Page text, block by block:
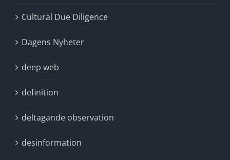
Cultural Due Diligence
Dagens Nyheter
deep web
definition
deltagande observation
desinformation